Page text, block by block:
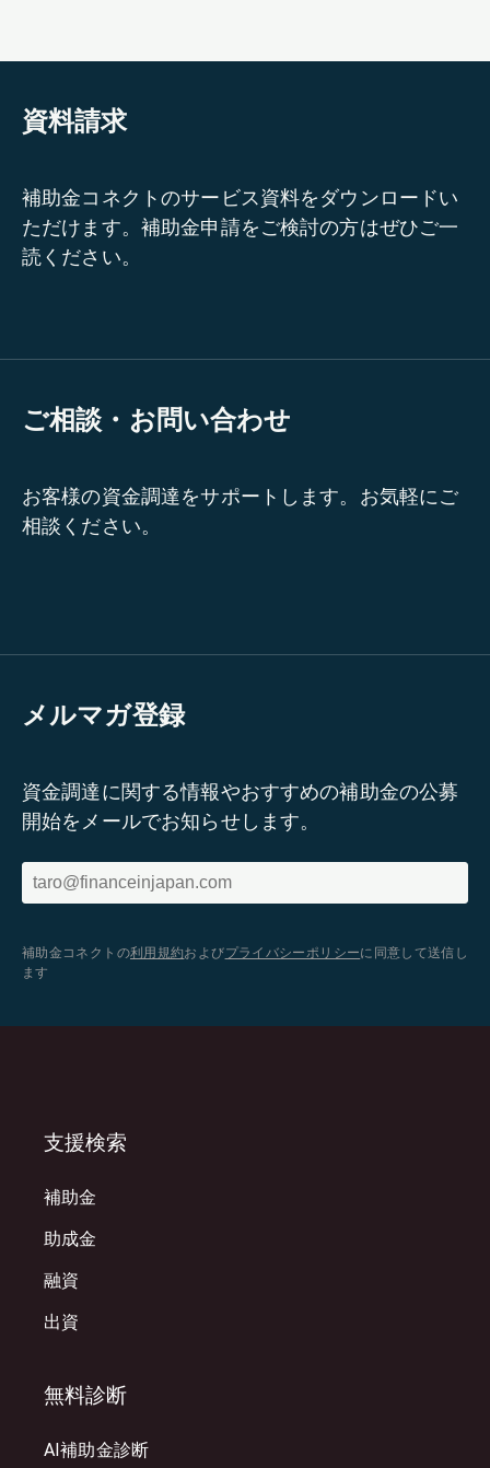
資料請求
補助金コネクトのサービス資料をダウンロードい
ただけます。補助金申請をご検討の方はぜひご一
読ください。
ご相談・お問い合わせ
お客様の資金調達をサポートします。お気軽にご
相談ください。
メルマガ登録
資金調達に関する情報やおすすめの補助金の公募
開始をメールでお知らせします。
補助金コネクトの利用規約およびプライバシーポリシーに同意して送信し
ます
支援検索
補助金
助成金
融資
出資
無料診断
AI補助金診断